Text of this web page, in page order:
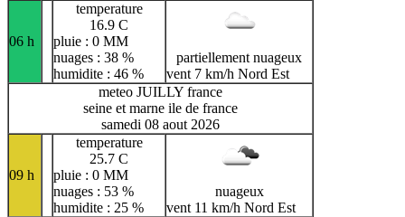
06 h
temperature
16.9 C
pluie : 0 MM
nuages : 38 %
humidite : 46 %
partiellement nuageux
vent 7 km/h Nord Est
meteo JUILLY france
seine et marne ile de france
samedi 08 aout 2026
09 h
temperature
25.7 C
pluie : 0 MM
nuages : 53 %
humidite : 25 %
nuageux
vent 11 km/h Nord Est